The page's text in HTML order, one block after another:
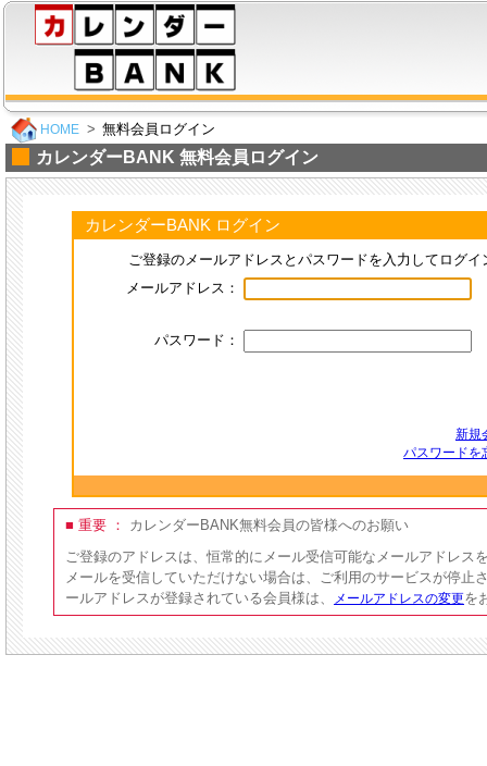
HOME 無料会員ログイン
カレンダーBANK 無料会員ログイン
カレンダーBANK ログイン
ご登録のメールアドレスとパスワードを入力してログイ
メールアドレス：
パスワード：
新規
パスワードを
■ 重要 ：
カレンダーBANK無料会員の皆様へのお願い
ご登録のアドレスは、恒常的にメール受信可能なメールアドレス
メールを受信していただけない場合は、ご利用のサービスが停止
ールアドレスが登録されている会員様は、
メールアドレスの変更を